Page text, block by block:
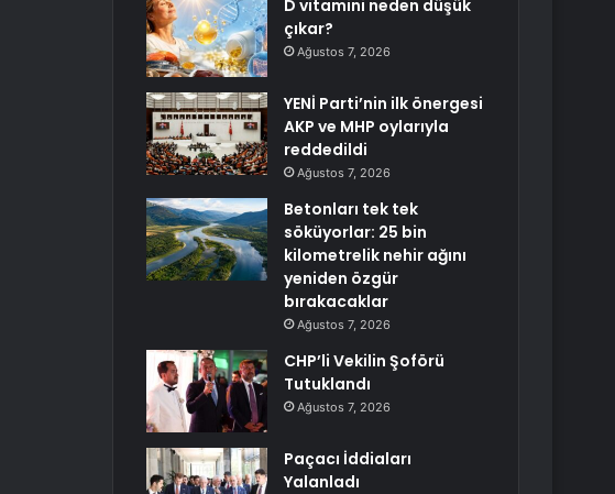
D vitamini neden düşük
çıkar?
Ağustos 7, 2026
YENİ Parti’nin ilk önergesi
AKP ve MHP oylarıyla
reddedildi
Ağustos 7, 2026
Betonları tek tek
söküyorlar: 25 bin
kilometrelik nehir ağını
yeniden özgür
bırakacaklar
Ağustos 7, 2026
CHP’li Vekilin Şoförü
Tutuklandı
Ağustos 7, 2026
Paçacı İddiaları
Yalanladı